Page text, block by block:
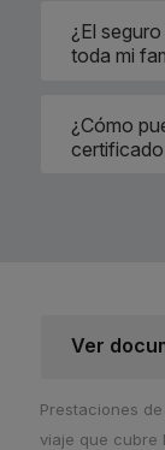
¿El
toda mi
¿Cómo
Ver
Prestaciones
viaje que cubre